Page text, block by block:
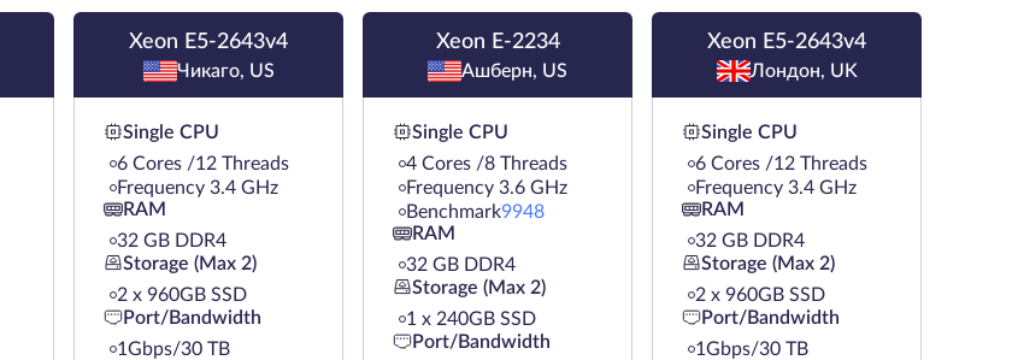
Xeon E5-2643v4
Чикаго, US
Single CPU
6 Cores /12 Threads
Frequency 3.4 GHz
RAM
32 GB DDR4
Storage (Max 2)
2 х 960GB SSD
Port/Bandwidth
1Gbps/30 TB
Xeon E-2234
Ашберн, US
Single CPU
4 Cores /8 Threads
Frequency 3.6 GHz
Benchmark9948
RAM
32 GB DDR4
Storage (Max 2)
1 х 240GB SSD
Port/Bandwidth
Xeon E5-2643v4
Лондон, UK
Single CPU
6 Cores /12 Threads
Frequency 3.4 GHz
RAM
32 GB DDR4
Storage (Max 2)
2 х 960GB SSD
Port/Bandwidth
1Gbps/30 TB